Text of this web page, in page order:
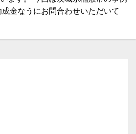
金なうにお問合わせいただいて